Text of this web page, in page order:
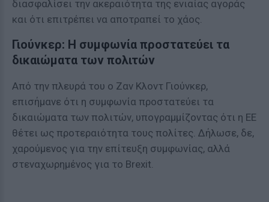
διασφαλίσει την ακεραιότητα της ενιαίας αγοράς
και ότι επιτρέπει να αποτραπεί το χάος.
Γιούνκερ: Η συμφωνία προστατεύει τα
δικαιώματα των πολιτών
Από την πλευρά του ο Ζαν Κλοντ Γιούνκερ,
επισήμανε ότι η συμφωνία προστατεύει τα
δικαιώματα των πολιτών, υπογραμμίζοντας ότι η ΕΕ
θέτει ως προτεραιότητα τους πολίτες. Δήλωσε, δε,
χαρούμενος για την επίτευξη συμφωνίας, αλλά
στεναχωρημένος για το Brexit.